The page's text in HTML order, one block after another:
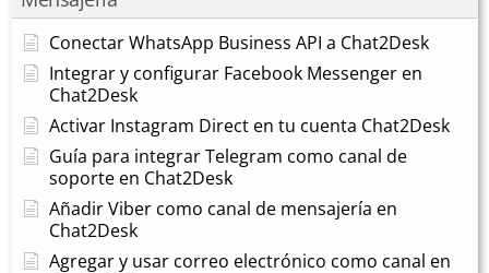
Conectar WhatsApp Business API a Chat2Desk
Integrar y configurar Facebook Messenger en
Chat2Desk
Activar Instagram Direct en tu cuenta Chat2Desk
Guía para integrar Telegram como canal de
soporte en Chat2Desk
Añadir Viber como canal de mensajería en
Chat2Desk
Agregar y usar correo electrónico como canal en